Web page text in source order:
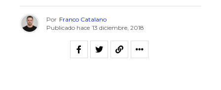
Por Franco Catalano
Publicado hace 13 diciembre, 2018